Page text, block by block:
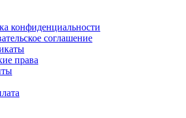
конфиденциальности
соглашение
права